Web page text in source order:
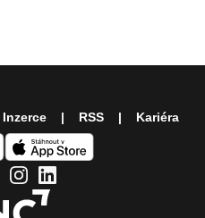
Inzerce RSS Kariéra